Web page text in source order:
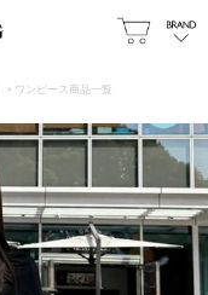
ワンピース商品一覧